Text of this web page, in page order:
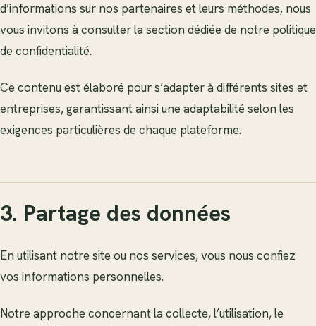
d’informations sur nos partenaires et leurs méthodes, nous
vous invitons à consulter la section dédiée de notre politique
de confidentialité.
Ce contenu est élaboré pour s’adapter à différents sites et
entreprises, garantissant ainsi une adaptabilité selon les
exigences particulières de chaque plateforme.
3. Partage des données
En utilisant notre site ou nos services, vous nous confiez
vos informations personnelles.
Notre approche concernant la collecte, l’utilisation, le